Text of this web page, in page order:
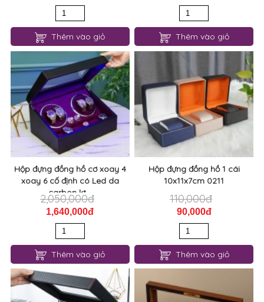
Thêm vào giỏ Thêm vào giỏ
Hộp đựng đồng hồ cơ xoay 4
xoay 6 cố định có Led da
carbon kt...
2,050,000đ
1,640,000đ
Thêm vào giỏ
Hộp đựng đồng hồ 1 cái
10x11x7cm 0211
110,000đ
90,000đ
Thêm vào giỏ